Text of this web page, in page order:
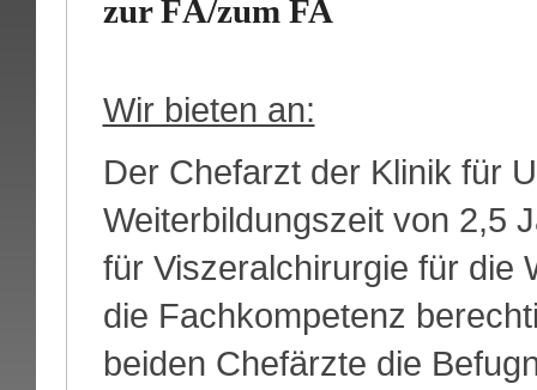
zur FÄ/zum FA
Wir bieten an:
Der Chefarzt der Klinik für
Weiterbildungszeit von 2,5
für Viszeralchirurgie für die
die Fachkompetenz
beiden Chefärzte die